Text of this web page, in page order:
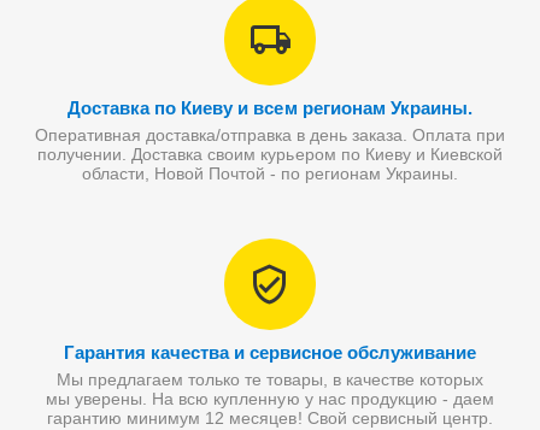
Доставка по Киеву и всем регионам Украины.
Оперативная доставка/отправка в день заказа. Оплата при
получении. Доставка своим курьером по Киеву и Киевской
области, Новой Почтой - по регионам Украины.
Гарантия качества и сервисное обслуживание
Мы предлагаем только те товары, в качестве которых
мы уверены. На всю купленную у нас продукцию - даем
гарантию минимум 12 месяцев! Свой сервисный центр.